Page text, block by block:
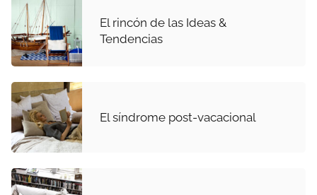
El rincón de las Ideas &
Tendencias
El síndrome post-vacacional